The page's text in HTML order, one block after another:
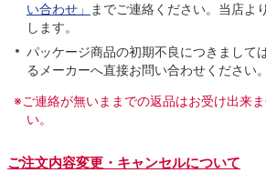
い合わせ」
までご連絡ください。当店よ
します。
パッケージ商品の初期不良につきまして
るメーカーへ直接お問い合わせください。
※ご連絡が無いままでの返品はお受け出来
い。
ご注文内容変更・キャンセルについて